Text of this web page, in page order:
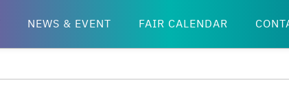
NEWS & EVENT FAIR CALENDAR